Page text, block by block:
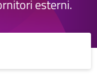
esterni.